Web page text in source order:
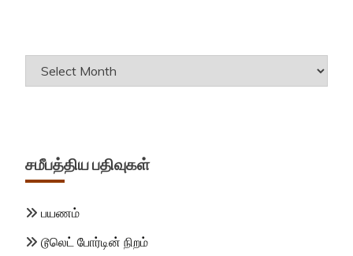
Archives
சமீபத்திய பதிவுகள்
பயணம்
டூலெட் போர்டின் நிறம்